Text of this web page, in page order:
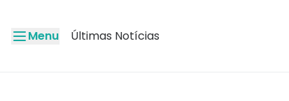
Menu Últimas Notícias